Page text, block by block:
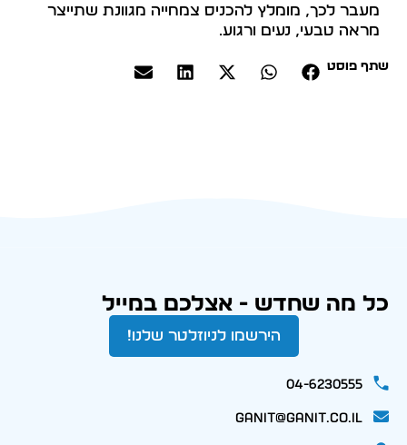
מעבר לכך, מומלץ להכניס צמחייה מגוונת שתייצר
מראה טבעי, נעים ורגוע.
שתף פוסט
כל מה שחדש - אצלכם במייל
הירשמו לניוזלטר שלנו!
04-6230555
ganit@ganit.co.il